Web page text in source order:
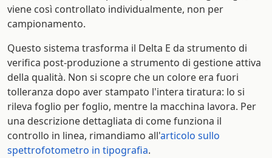
viene così controllato individualmente, non per
campionamento.
Questo sistema trasforma il Delta E da strumento di
verifica post-produzione a strumento di gestione attiva
della qualità. Non si scopre che un colore era fuori
tolleranza dopo aver stampato l'intera tiratura: lo si
rileva foglio per foglio, mentre la macchina lavora. Per
una descrizione dettagliata di come funziona il
controllo in linea, rimandiamo all'articolo sullo
spettrofotometro in tipografia.